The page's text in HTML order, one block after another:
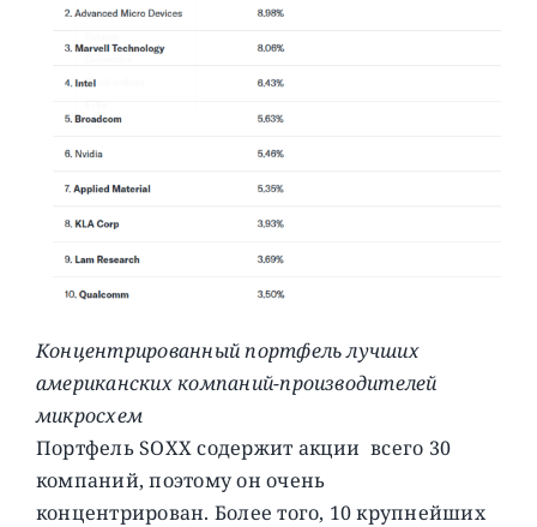
Концентрированный портфель лучших
американских компаний-производителей
микросхем
Портфель SOXX содержит акции всего 30
компаний, поэтому он очень
концентрирован. Более того, 10 крупнейших